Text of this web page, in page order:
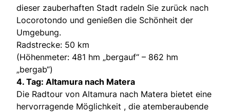
dieser zauberhaften Stadt radeln Sie zurück nach
Locorotondo und genießen die Schönheit der
Umgebung.
Radstrecke: 50 km
(Höhenmeter: 481 hm „bergauf“ – 862 hm
„bergab“)
4. Tag: Altamura nach Matera
Die Radtour von Altamura nach Matera bietet eine
hervorragende Möglichkeit , die atemberaubende